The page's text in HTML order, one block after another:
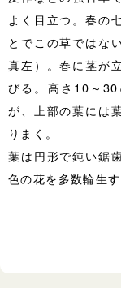
よく目立つ。春の
とでこの草ではな
真左）。春に茎が
びる。高さ10～
が、上部の葉には
りまく。
葉は円形で鈍い鋸
色の花を多数輪生す